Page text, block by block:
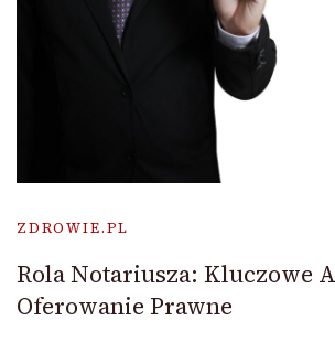
ZDROWIE.PL
Rola Notariusza: Kluczowe
Oferowanie Prawne